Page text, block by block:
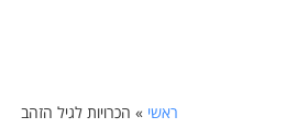
ראשי » הכרויות לגיל הזהב